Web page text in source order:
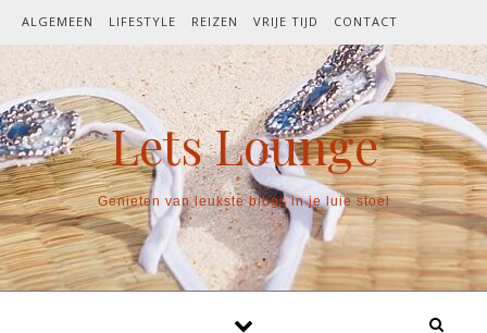
Spring naar inhoud
ALGEMEEN LIFESTYLE REIZEN VRIJE TIJD CONTACT
Lets Lounge
Genieten van leukste blogs in je luie stoel